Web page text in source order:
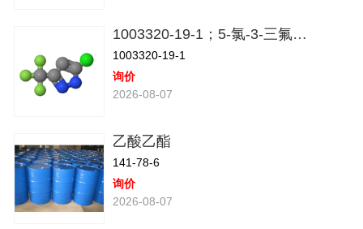
1003320-19-1；5-氯-3-三氟甲基-1H-吡唑
1003320-19-1
询价
2026-08-07
乙酸乙酯
141-78-6
询价
2026-08-07